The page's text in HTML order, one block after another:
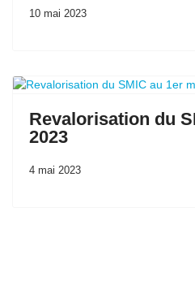
10 mai 2023
Revalorisation du
2023
4 mai 2023